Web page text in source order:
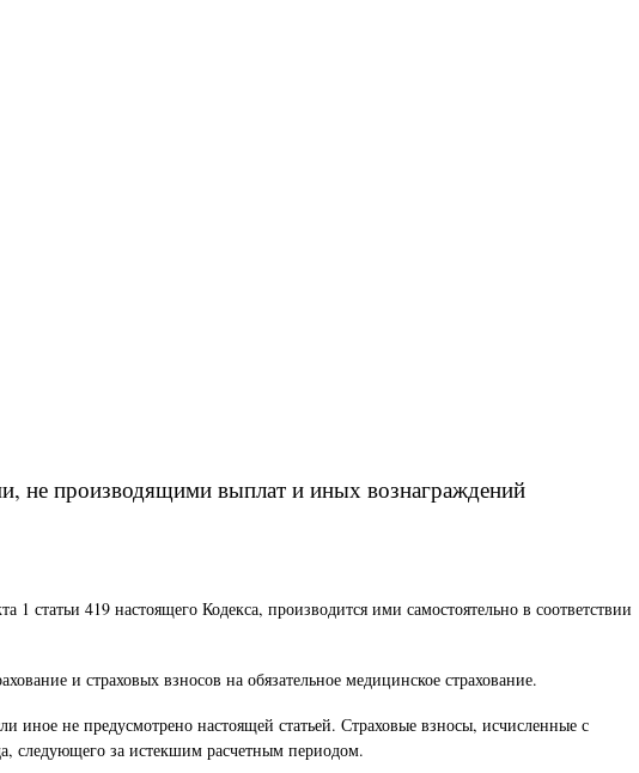
не производящими выплат и иных вознаграждений
419 настоящего Кодекса, производится ими самостоятельно в соответствии
и страховых взносов на обязательное медицинское страхование.
иное не предусмотрено настоящей статьей. Страховые взносы, исчисленные с
следующего за истекшим расчетным периодом.